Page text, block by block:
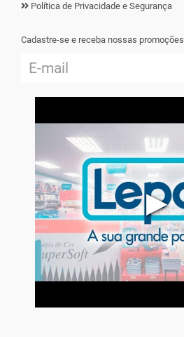
Política de Privacidade e Segurança
Cadastre-se e receba nossas promoções
▶